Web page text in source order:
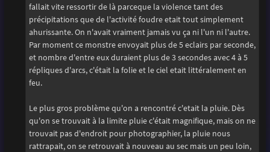
fallait vite ressortir de là parceque la violence tant des
précipitations que de l'activité foudre etait tout simplement
ahurissante. On n'avait vraiment jamais vu ça ni l'un ni l'autre.
Par moment ce monstre envoyait plus de 5 eclairs par seconde,
et nombre d'entre eux duraient plus de 3 secondes avec 4 à 5
répliques d'arcs, c'était la folie et le ciel etait littéralement en
feu.
Le plus gros problème qu'on a rencontré c'etait la pluie. Dès
qu'on se trouvait à la limite pluie c'était magnifique, mais on ne
trouvait pas d'endroit pour photographier, la pluie nous
rattrapait, on se retrouvait à nouveau au sec mais un peu loin,